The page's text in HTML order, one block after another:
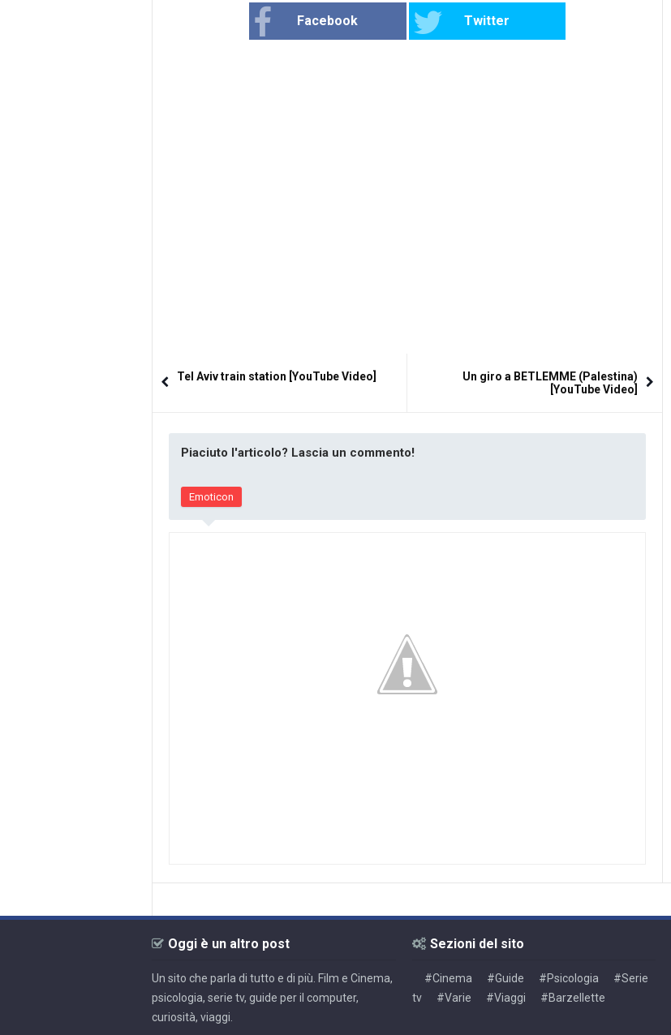
Facebook Twitter
Tel Aviv train station [YouTube Video]
Un giro a BETLEMME (Palestina)
[YouTube Video]
Piaciuto l'articolo? Lascia un commento!
Emoticon
Oggi è un altro post
Un sito che parla di tutto e di più. Film e Cinema,
psicologia, serie tv, guide per il computer,
curiosità, viaggi.
Sezioni del sito
#Cinema #Guide #Psicologia
#Serie
tv
#Varie #Viaggi #Barzellette